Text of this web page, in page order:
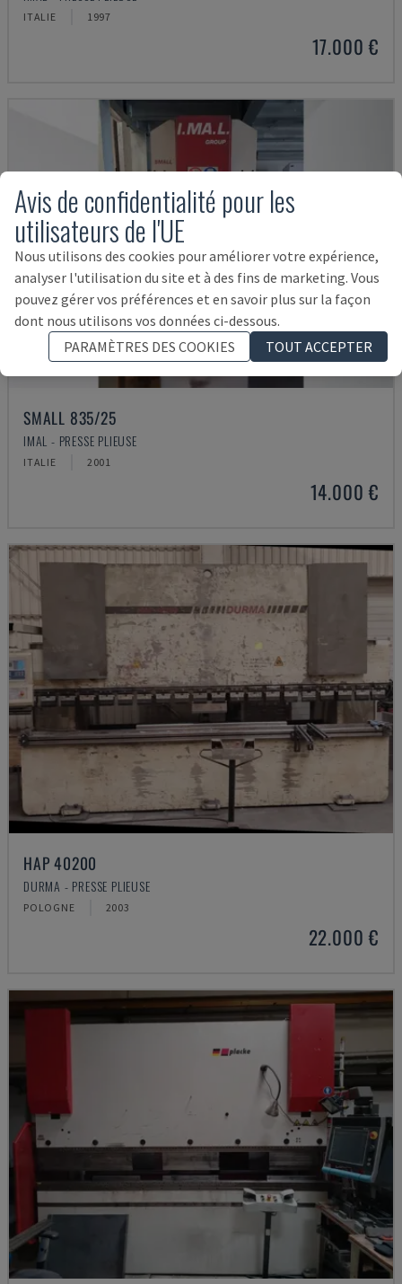
ITALIE 1997
17.000 €
SMALL 835/25
IMAL - PRESSE PLIEUSE
ITALIE 2001
14.000 €
HAP 40200
DURMA - PRESSE PLIEUSE
POLOGNE 2003
22.000 €
Avis de confidentialité pour les
utilisateurs de l'UE
Nous utilisons des cookies pour améliorer votre expérience,
analyser l'utilisation du site et à des fins de marketing. Vous
pouvez gérer vos préférences et en savoir plus sur la façon
dont nous utilisons vos données ci-dessous.
PARAMÈTRES DES COOKIES
TOUT ACCEPTER